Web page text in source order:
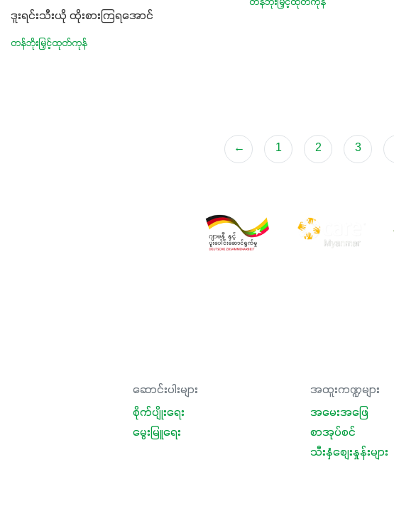
ဒူးရင်းသီးယို ထိုးစားကြရအောင်
တန်ဘိုးမြှင့်ထုတ်ကုန်
တန်ဘိုးမြှင့်ထုတ်ကုန်
← 1 2 3
ဆောင်းပါးများ
စိုက်ပျိုးရေး
မွေးမြူရေး
အထူးကဏ္ဍများ
အမေးအဖြေ
စာအုပ်စင်
သီးနှံစျေးနှုန်းများ